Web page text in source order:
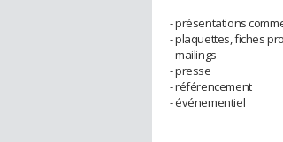
- présentations
- plaquettes, fiches
- mailings
- presse
- référencement
- événementiel